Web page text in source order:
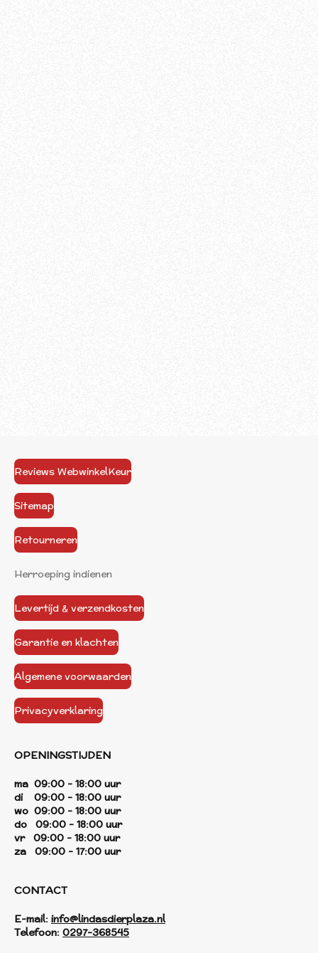
Reviews WebwinkelKeur
Sitemap
Retourneren
Herroeping indienen
Levertijd & verzendkosten
Garantie en klachten
Algemene voorwaarden
Privacyverklaring
OPENINGSTIJDEN
ma 09:00 - 18:00 uur
di 09:00 - 18:00 uur
wo 09:00 - 18:00 uur
do 09:00 - 18:00 uur
vr 09:00 - 18:00 uur
za 09:00 - 17:00 uur
CONTACT
E-mail: info@lindasdierplaza.nl
Telefoon: 0297-368545